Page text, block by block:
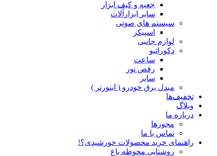
جعبه و کیف ابزار
سایر ابزارآلات
سیستم های صوتی
اسپیکر
لوازم جانبی
دکوراتیو
ساعت
رقص نور
سایر
مبدل برق خودرو ( اینورتر )
تخفیف‌ها
وبلاگ
درباره ما
مجوزها
تماس با ما
راهنمای خرید محصولات خورشیدی؟!
روشنایی محوطه باغ